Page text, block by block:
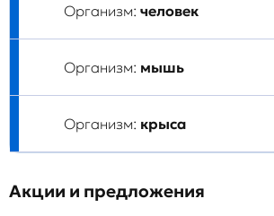
Организм: человек
Организм: мышь
Организм: крыса
Акции и предложения